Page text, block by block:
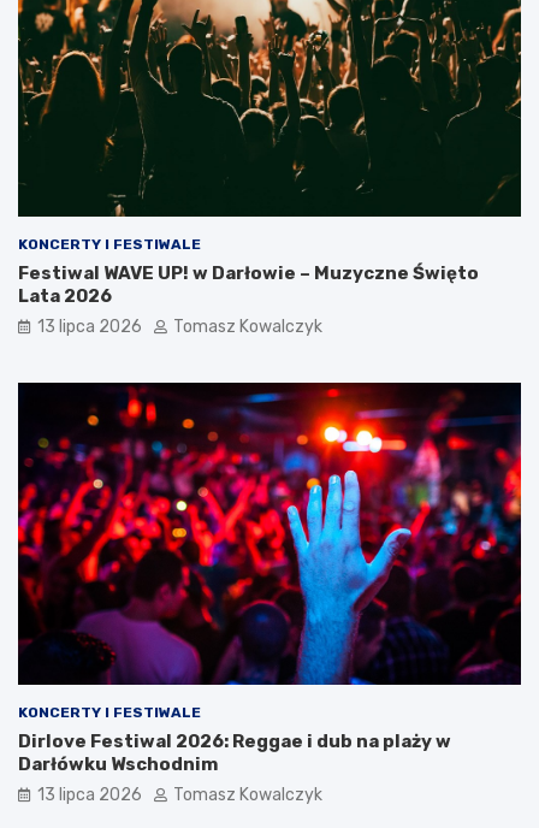
KONCERTY I FESTIWALE
Festiwal WAVE UP! w Darłowie – Muzyczne Święto
Lata 2026
13 lipca 2026 Tomasz Kowalczyk
KONCERTY I FESTIWALE
Dirlove Festiwal 2026: Reggae i dub na plaży w
Darłówku Wschodnim
13 lipca 2026 Tomasz Kowalczyk